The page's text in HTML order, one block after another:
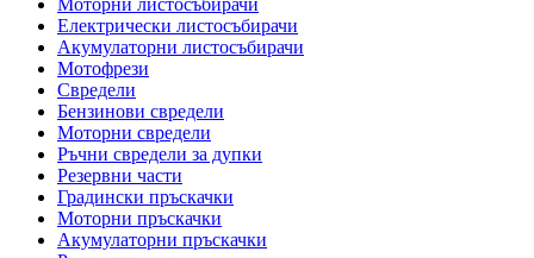
Моторни листосъбирачи
Електрически листосъбирачи
Акумулаторни листосъбирачи
Мотофрези
Свредели
Бензинови свредели
Моторни свредели
Ръчни свредели за дупки
Резервни части
Градински пръскачки
Моторни пръскачки
Акумулаторни пръскачки